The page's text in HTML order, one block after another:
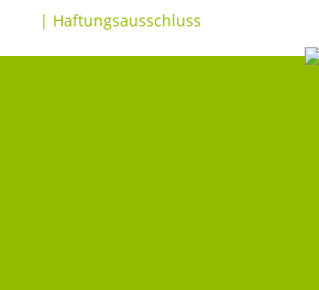
| Haftungsausschluss